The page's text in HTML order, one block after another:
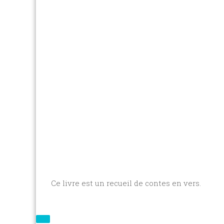
Ce livre est un recueil de contes en vers.